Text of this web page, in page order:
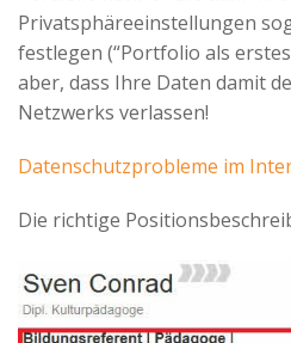
Privatsphäreeinstellungen
festlegen (“Portfolio als
aber, dass Ihre Daten damit
Netzwerks verlassen!
Datenschutzprobleme im
Die richtige